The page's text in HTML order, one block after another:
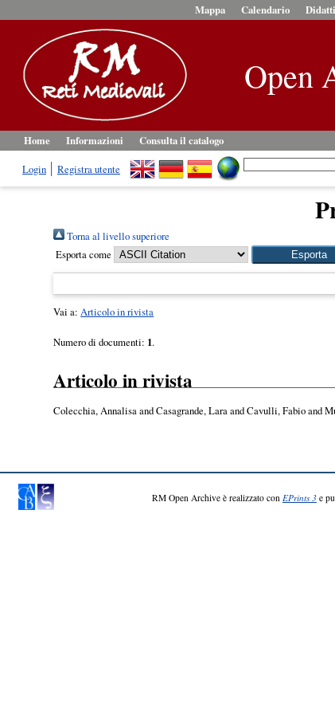
Mappa Calendario
Open
Home Informazioni
Consulta il catalogo
Login
Registra utente
Torna al livello superiore
Esporta come
Vai a:Articolo in rivista
Numero di documenti: 1.
Articolo in rivista
Colecchia, AnnalisaandCasagrande, LaraandCavulli, Fabioand
RM Open Archive è realizzato con EPrints 3 e